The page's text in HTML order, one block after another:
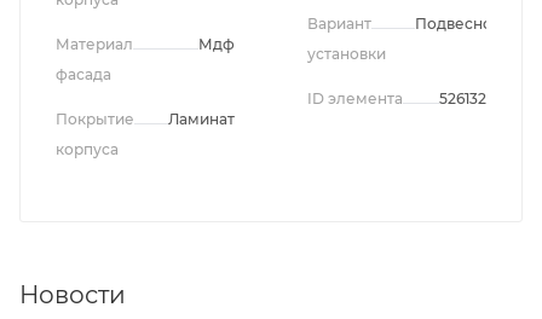
Материал
фасада
Мдф
Покрытие
корпуса
Ламинат
Вариант
установки
Подвесной
ID элемента 526132
Новости